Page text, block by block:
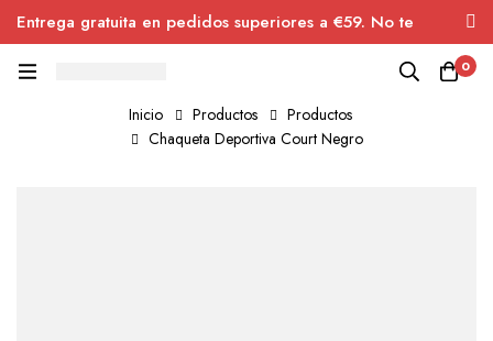
Entrega gratuita en pedidos superiores a €59. No te
pierdas el descuento.
0
Inicio Productos
Productos
Chaqueta Deportiva Court Negro